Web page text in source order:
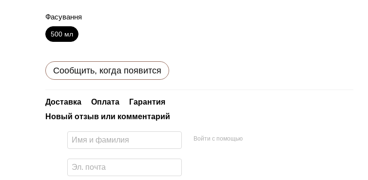
Фасування
500 мл
Сообщить, когда появится
Доставка Оплата
Гарантия
Новый отзыв или комментарий
Войти с помощью